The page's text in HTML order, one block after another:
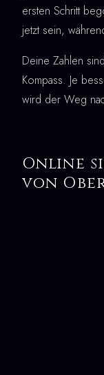
ersten Schritt
jetzt sein,
Deine Zahlen
Kompass. Je
wird der Weg
Online
von